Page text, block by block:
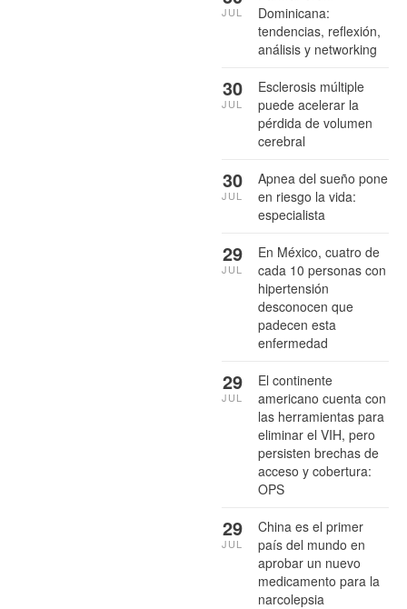
Dominicana:
tendencias, reflexión,
análisis y networking
JUL
Esclerosis múltiple
puede acelerar la
pérdida de volumen
cerebral
30
JUL
Apnea del sueño pone
en riesgo la vida:
especialista
30
JUL
En México, cuatro de
cada 10 personas con
hipertensión
desconocen que
padecen esta
enfermedad
29
JUL
El continente
americano cuenta con
las herramientas para
eliminar el VIH, pero
persisten brechas de
acceso y cobertura:
OPS
29
JUL
China es el primer
país del mundo en
aprobar un nuevo
medicamento para la
narcolepsia
29
JUL